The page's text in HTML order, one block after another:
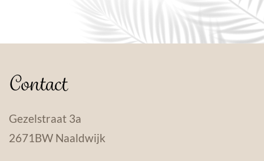
Contact
Gezelstraat 3a
2671BW Naaldwijk